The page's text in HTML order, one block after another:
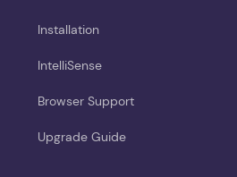
Installation
IntelliSense
Browser Support
Upgrade Guide